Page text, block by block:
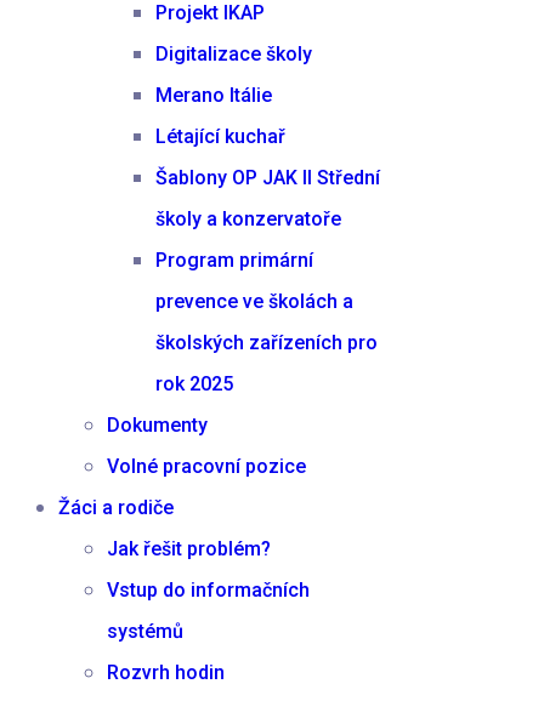
Projekt IKAP
Digitalizace školy
Merano Itálie
Létající kuchař
Šablony OP JAK II Střední
školy a konzervatoře
Program primární
prevence ve školách a
školských zařízeních pro
rok 2025
Dokumenty
Volné pracovní pozice
Žáci a rodiče
Jak řešit problém?
Vstup do informačních
systémů
Rozvrh hodin